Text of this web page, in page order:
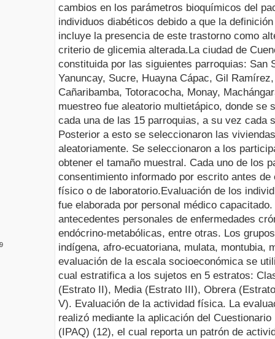
cambios en los parámetros bioquímicos del
individuos diabéticos debido a que la
incluye la presencia de este trastorno como
criterio de glicemia alterada.La ciudad de
constituida por las siguientes parroquias: San
Yanuncay, Sucre, Huayna Cápac, Gil
Cañaribamba, Totoracocha, Monay,
muestreo fue aleatorio multietápico, donde se
cada una de las 15 parroquias, a su vez cada
Posterior a esto se seleccionaron las
aleatoriamente. Se seleccionaron a los
obtener el tamaño muestral. Cada uno de los
consentimiento informado por escrito antes
físico o de laboratorio.Evaluación de los
fue elaborada por personal médico
antecedentes personales de enfermedades
endócrino-metabólicas, entre otras. Los
indígena, afro-ecuatoriana, mulata, montubia,
evaluación de la escala socioeconómica se
cual estratifica a los sujetos en 5 estratos:
(Estrato II), Media (Estrato III), Obrera
V). Evaluación de la actividad física. La
realizó mediante la aplicación del
(IPAQ) (12), el cual reporta un patrón de